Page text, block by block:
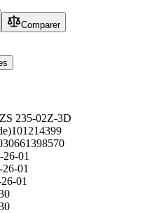
Comparer
235-02Z-3D
101214399
26-01
01
01